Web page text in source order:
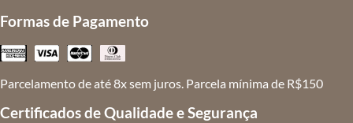
Formas de Pagamento
Parcelamento de até 8x sem juros. Parcela mínima de R$150
Certificados de Qualidade e Segurança